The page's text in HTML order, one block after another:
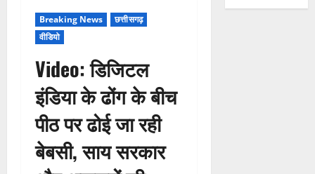
Breaking News
छत्तीसगढ़
वीडियो
Video: डिजिटल
इंडिया के ढोंग के बीच
पीठ पर ढोई जा रही
बेबसी, साय सरकार